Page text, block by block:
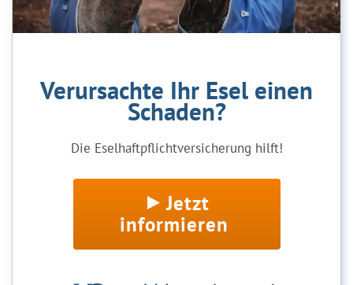
Verursachte Ihr Esel einen
Schaden?
Die Eselhaftpflichtversicherung hilft!
Jetzt
informieren